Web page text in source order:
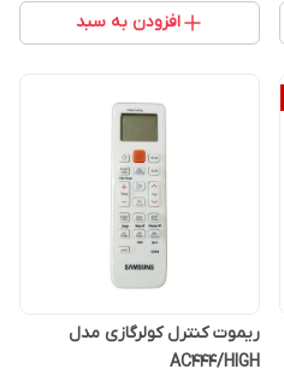
افزودن به سبد
ریموت کنترل کولرگازی مدل
AC444/HIGH